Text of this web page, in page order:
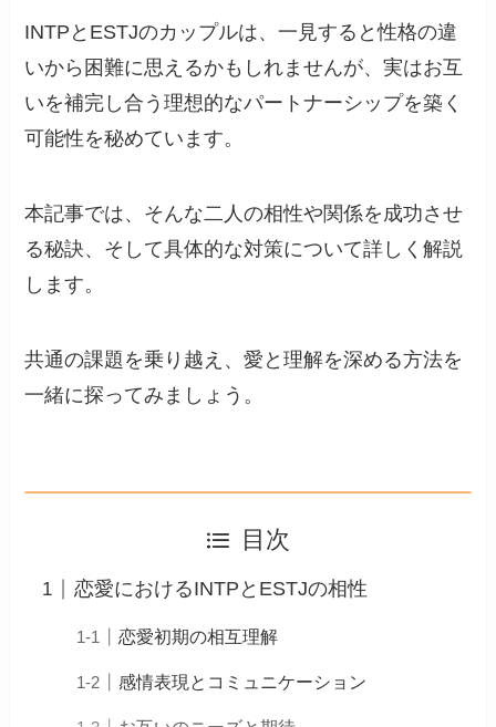
INTPとESTJのカップルは、一見すると性格の違
いから困難に思えるかもしれませんが、実はお互
いを補完し合う理想的なパートナーシップを築く
可能性を秘めています。
本記事では、そんな二人の相性や関係を成功させ
る秘訣、そして具体的な対策について詳しく解説
します。
共通の課題を乗り越え、愛と理解を深める方法を
一緒に探ってみましょう。
目次
恋愛におけるINTPとESTJの相性
恋愛初期の相互理解
感情表現とコミュニケーション